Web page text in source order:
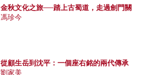
金秋文化之旅──踏上古蜀道，走過劍門關
馮珍今
從顧生岳到沈平：一個座右銘的兩代傳承
劉家美